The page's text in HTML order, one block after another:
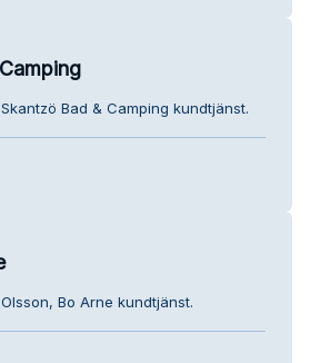
Bad & Camping kundtjänst.
Bo Arne kundtjänst.